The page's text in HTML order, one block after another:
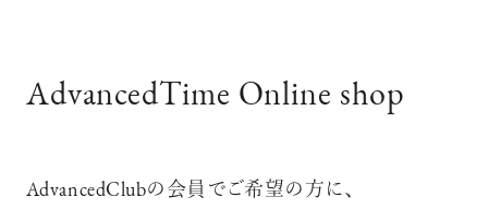
AdvancedTime Online shop
AdvancedClubの会員でご希望の方に、